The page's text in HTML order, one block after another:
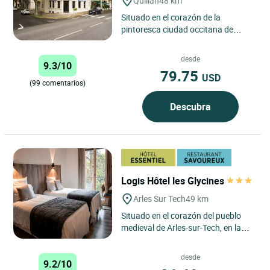
Situado en el corazón de la
pintoresca ciudad occitana de
situado en el Haute-Vallée...
9.3/10
(99 comentarios)
desde
79.75 USD
Descubra
Logis Hôtel les Glycines
Arles Sur Tech49 km
Situado en el corazón del pueblo
medieval de Arles-sur-Tech, en la
Hôtel Les Glycines...
9.2/10
desde